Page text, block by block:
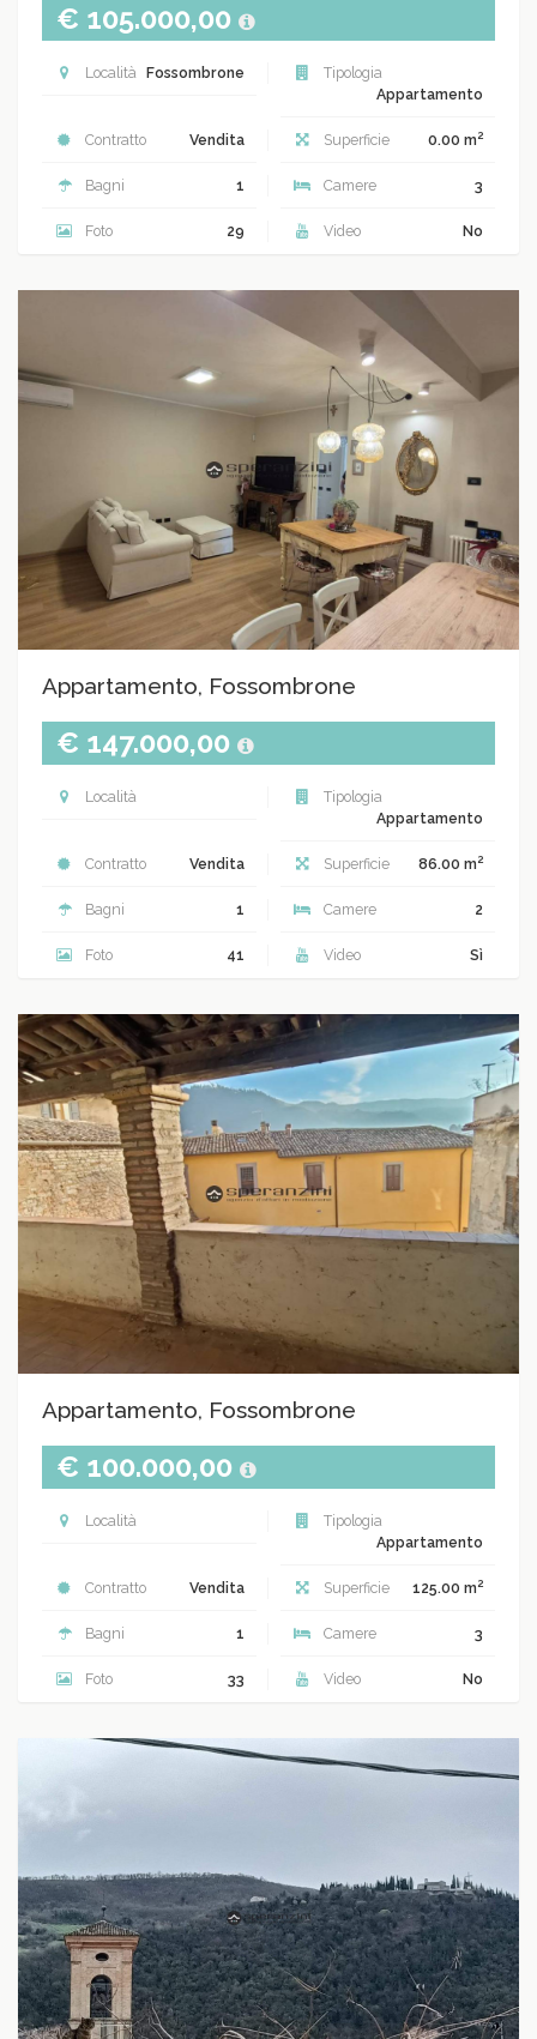
€ 105.000,00
Località Fossombrone
Tipologia
Appartamento
Contratto Vendita Superficie 0.00 m2
Bagni 1 Camere 3
Foto 29 Video No
Appartamento, Fossombrone
€ 147.000,00
Località
Tipologia
Appartamento
Contratto Vendita Superficie 86.00 m2
Bagni 1 Camere 2
Foto 41 Video Sì
Appartamento, Fossombrone
€ 100.000,00
Località
Tipologia
Appartamento
Contratto Vendita Superficie 125.00 m2
Bagni 1 Camere 3
Foto 33 Video No